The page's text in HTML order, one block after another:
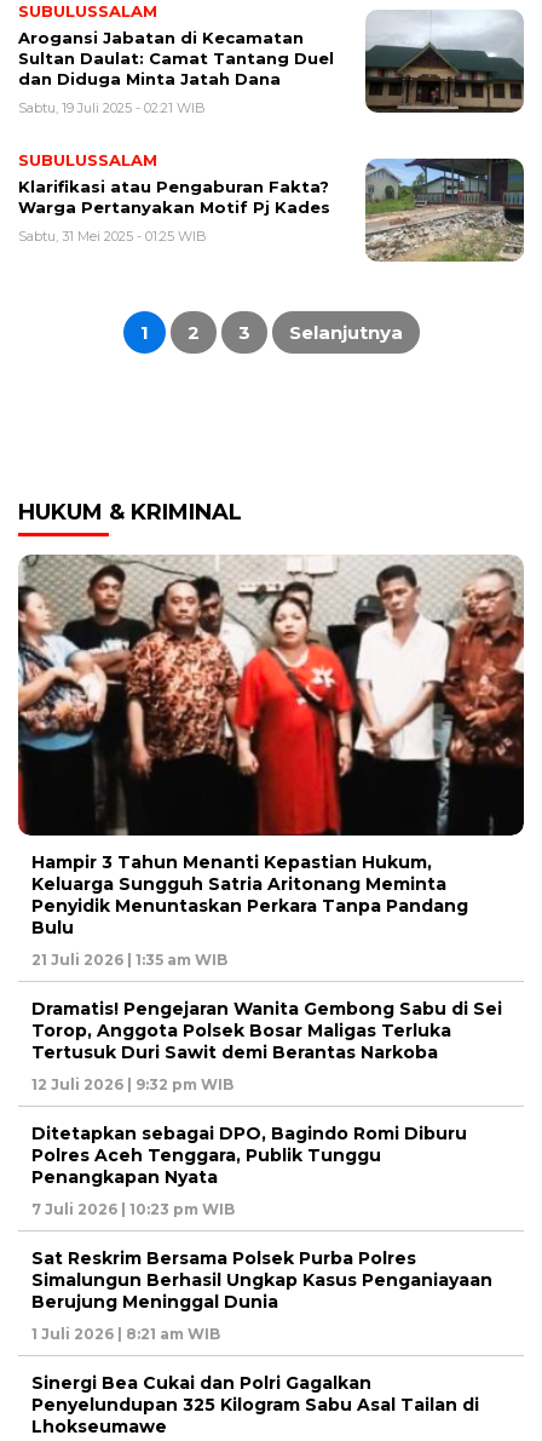
SUBULUSSALAM
Arogansi Jabatan di Kecamatan
Sultan Daulat: Camat Tantang Duel
dan Diduga Minta Jatah Dana
Sabtu, 19 Juli 2025 - 02:21 WIB
SUBULUSSALAM
Klarifikasi atau Pengaburan Fakta?
Warga Pertanyakan Motif Pj Kades
Sabtu, 31 Mei 2025 - 01:25 WIB
Paginasi
1 2 3 Selanjutnya
HUKUM & KRIMINAL
Hampir 3 Tahun Menanti Kepastian Hukum,
Keluarga Sungguh Satria Aritonang Meminta
Penyidik Menuntaskan Perkara Tanpa Pandang
Bulu
21 Juli 2026 | 1:35 am WIB
Dramatis! Pengejaran Wanita Gembong Sabu di Sei
Torop, Anggota Polsek Bosar Maligas Terluka
Tertusuk Duri Sawit demi Berantas Narkoba
12 Juli 2026 | 9:32 pm WIB
Ditetapkan sebagai DPO, Bagindo Romi Diburu
Polres Aceh Tenggara, Publik Tunggu
Penangkapan Nyata
7 Juli 2026 | 10:23 pm WIB
Sat Reskrim Bersama Polsek Purba Polres
Simalungun Berhasil Ungkap Kasus Penganiayaan
Berujung Meninggal Dunia
1 Juli 2026 | 8:21 am WIB
Sinergi Bea Cukai dan Polri Gagalkan
Penyelundupan 325 Kilogram Sabu Asal Tailan di
Lhokseumawe